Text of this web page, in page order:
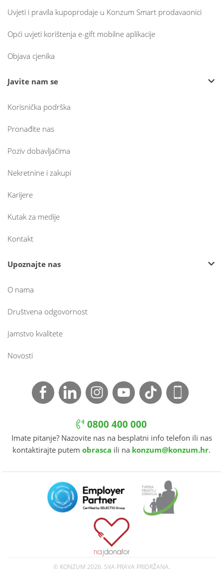
Uvjeti i pravila kupoprodaje u Konzum Smart prodavaonici
Opći uvjeti korištenja e-gift mobilne aplikacije
Objava cjenika
Javite nam se
Korisnička podrška
Pronađite nas
Poziv dobavljačima
Nekretnine i zakupi
Karijere
Kutak za medije
Kontakt
Upoznajte nas
O nama
Društvena odgovornost
Jamstvo kvalitete
Novosti
0800 400 000
Imate pitanje? Nazovite nas na besplatni info telefon ili nas
kontaktirajte putem obrasca ili na konzum@konzum.hr.
© KONZUM 2026. SVA PRAVA PRIDRŽANA.